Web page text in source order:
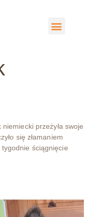
przeżyła swoje
się złamaniem
ściągnięcie